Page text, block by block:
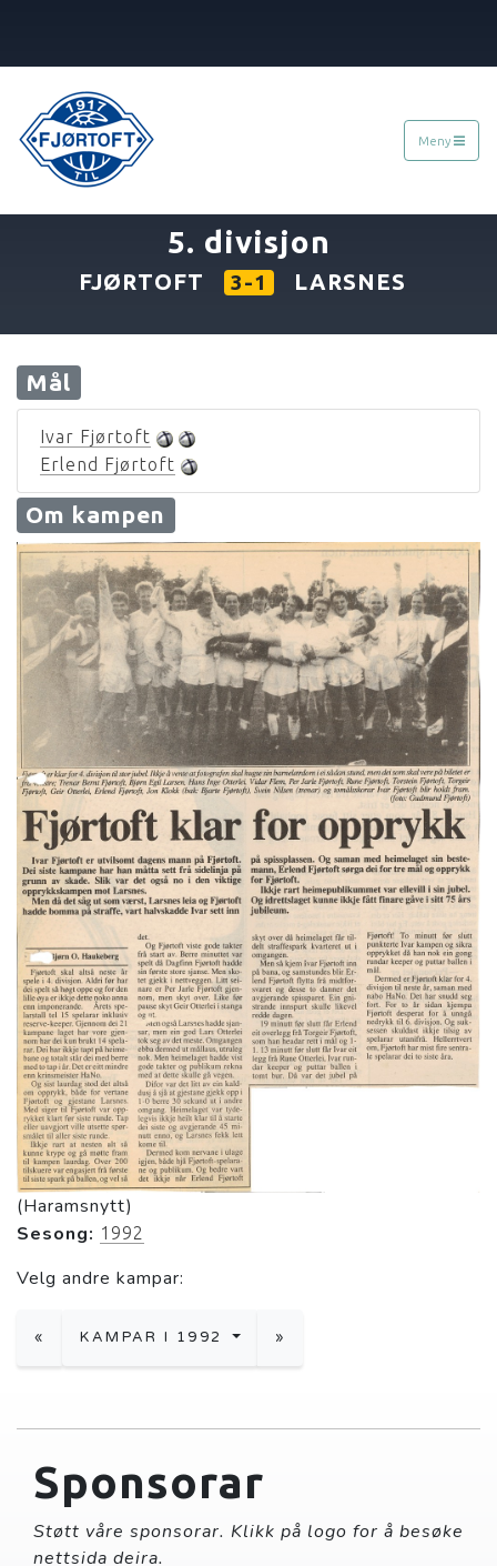
Meny
5. divisjon
FJØRTOFT 3-1 LARSNES
Mål
Ivar Fjørtoft
Erlend Fjørtoft
Om kampen
(Haramsnytt)
Sesong: 1992
Velg andre kampar:
« KAMPAR I 1992 »
Sponsorar
Støtt våre sponsorar. Klikk på logo for å besøke
nettsida deira.